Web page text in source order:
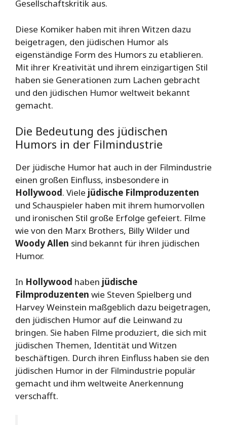
Gesellschaftskritik aus.
Diese Komiker haben mit ihren Witzen dazu
beigetragen, den jüdischen Humor als
eigenständige Form des Humors zu etablieren.
Mit ihrer Kreativität und ihrem einzigartigen Stil
haben sie Generationen zum Lachen gebracht
und den jüdischen Humor weltweit bekannt
gemacht.
Die Bedeutung des jüdischen
Humors in der Filmindustrie
Der jüdische Humor hat auch in der Filmindustrie
einen großen Einfluss, insbesondere in
Hollywood. Viele jüdische Filmproduzenten
und Schauspieler haben mit ihrem humorvollen
und ironischen Stil große Erfolge gefeiert. Filme
wie von den Marx Brothers, Billy Wilder und
Woody Allen sind bekannt für ihren jüdischen
Humor.
In Hollywood haben jüdische
Filmproduzenten wie Steven Spielberg und
Harvey Weinstein maßgeblich dazu beigetragen,
den jüdischen Humor auf die Leinwand zu
bringen. Sie haben Filme produziert, die sich mit
jüdischen Themen, Identität und Witzen
beschäftigen. Durch ihren Einfluss haben sie den
jüdischen Humor in der Filmindustrie populär
gemacht und ihm weltweite Anerkennung
verschafft.